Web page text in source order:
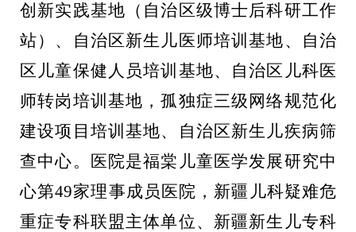
创新实践基地（自治区级博士后科研工作
站）、自治区新生儿医师培训基地、自治
区儿童保健人员培训基地、自治区儿科医
师转岗培训基地，孤独症三级网络规范化
建设项目培训基地、自治区新生儿疾病筛
查中心。 医院是福棠儿童医学发展研究中
心第49家理事成员医院，新疆儿科疑难危
重症专科联盟主体单位、新疆新生儿专科